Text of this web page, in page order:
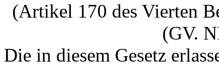
(Artikel 170 des Vierten
(GV.
Die in diesem Gesetz